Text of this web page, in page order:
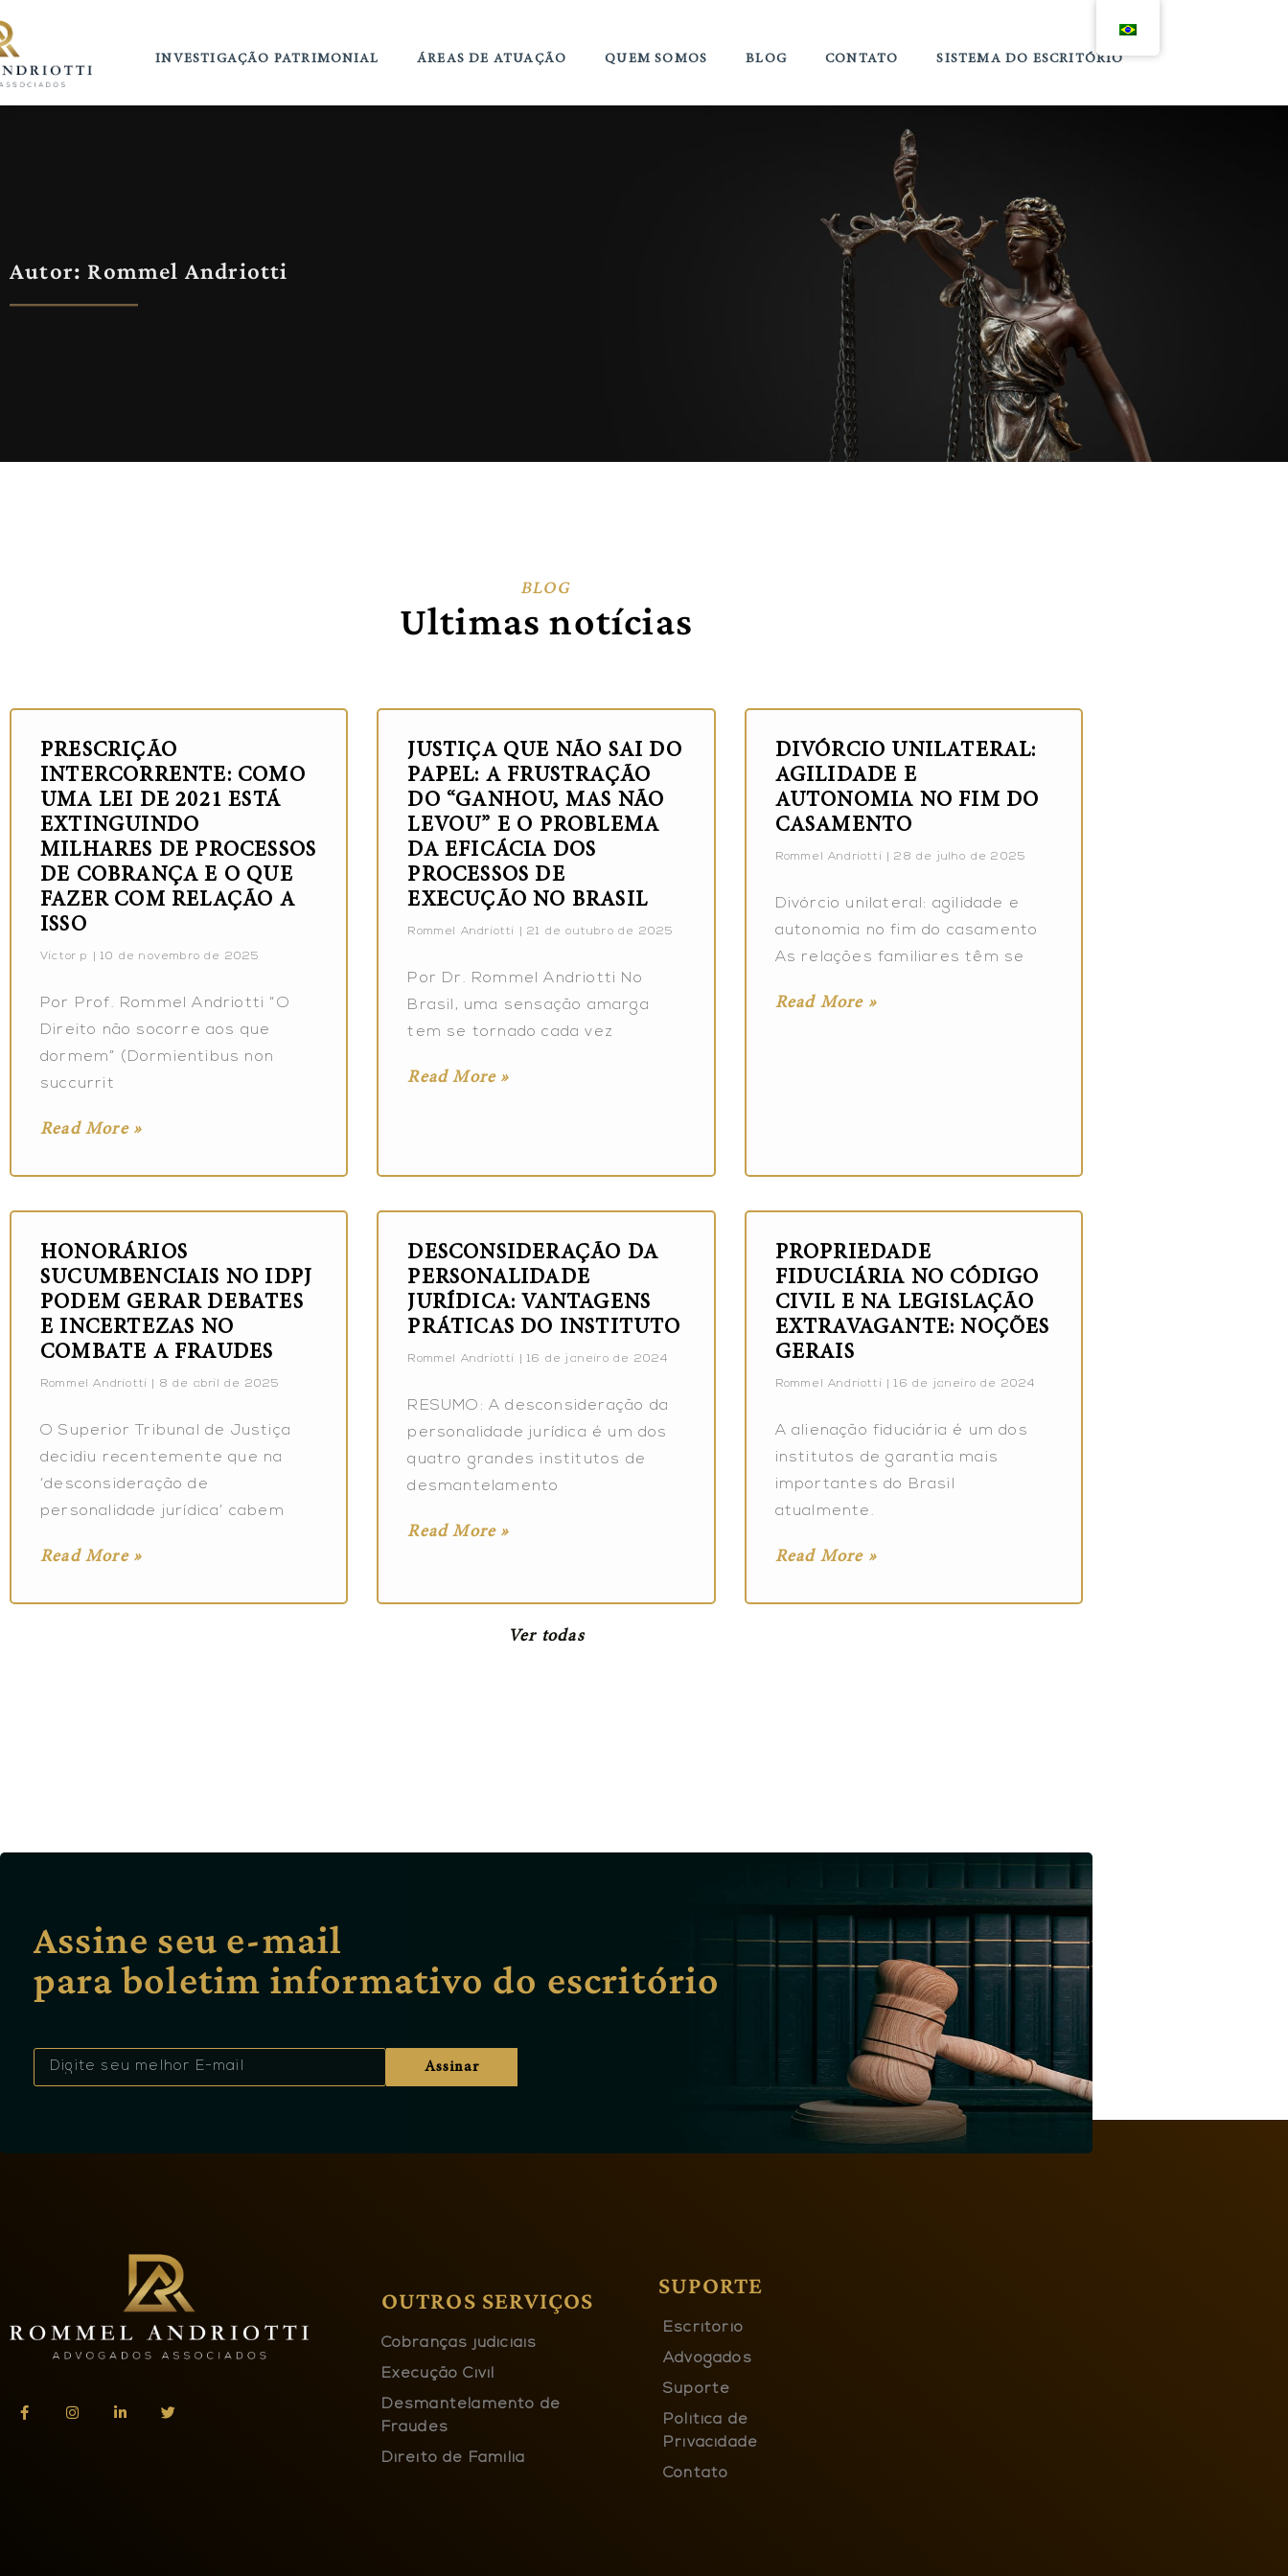
INVESTIGAÇÃO PATRIMONIAL ÁREAS DE ATUAÇÃO QUEM SOMOS BLOG CONTATO SISTEMA DO ESCRITÓRIO
Autor: Rommel Andriotti
BLOG
Ultimas notícias
PRESCRIÇÃO
INTERCORRENTE: COMO
UMA LEI DE 2021 ESTÁ
EXTINGUINDO
MILHARES DE PROCESSOS
DE COBRANÇA E O QUE
FAZER COM RELAÇÃO A
ISSO
Victor p 10 de novembro de 2025
Por Prof. Rommel Andriotti “O
Direito não socorre aos que
dormem” (Dormientibus non
succurrit
Read More »
JUSTIÇA QUE NÃO SAI DO
PAPEL: A FRUSTRAÇÃO
DO “GANHOU, MAS NÃO
LEVOU” E O PROBLEMA
DA EFICÁCIA DOS
PROCESSOS DE
EXECUÇÃO NO BRASIL
Rommel Andriotti 21 de outubro de 2025
Por Dr. Rommel Andriotti No
Brasil, uma sensação amarga
tem se tornado cada vez
Read More »
DIVÓRCIO UNILATERAL:
AGILIDADE E
AUTONOMIA NO FIM DO
CASAMENTO
Rommel Andriotti 28 de julho de 2025
Divórcio unilateral: agilidade e
autonomia no fim do casamento
As relações familiares têm se
Read More »
HONORÁRIOS
SUCUMBENCIAIS NO IDPJ
PODEM GERAR DEBATES
E INCERTEZAS NO
COMBATE A FRAUDES
Rommel Andriotti 8 de abril de 2025
O Superior Tribunal de Justiça
decidiu recentemente que na
‘desconsideração de
personalidade jurídica’ cabem
Read More »
DESCONSIDERAÇÃO DA
PERSONALIDADE
JURÍDICA: VANTAGENS
PRÁTICAS DO INSTITUTO
Rommel Andriotti 16 de janeiro de 2024
RESUMO: A desconsideração da
personalidade jurídica é um dos
quatro grandes institutos de
desmantelamento
Read More »
PROPRIEDADE
FIDUCIÁRIA NO CÓDIGO
CIVIL E NA LEGISLAÇÃO
EXTRAVAGANTE: NOÇÕES
GERAIS
Rommel Andriotti 16 de janeiro de 2024
A alienação fiduciária é um dos
institutos de garantia mais
importantes do Brasil
atualmente.
Read More »
Ver todas
Assine seu e-mail
para boletim informativo do escritório
Assinar
OUTROS SERVIÇOS
Cobranças judiciais
Execução Civil
Desmantelamento de
Fraudes
Direito de Família
SUPORTE
Escritório
Advogados
Suporte
Política de
Privacidade
Contato